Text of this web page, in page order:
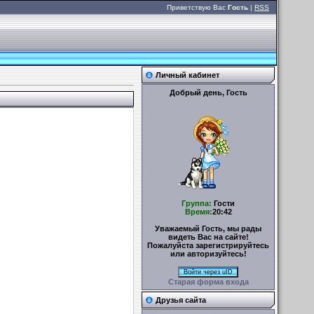
Приветствую Вас Гость | RSS
Личный кабинет
Добрый день, Гость
Группа: Гости
Время:20:42
Уважаемый Гость, мы рады
видеть Вас на сайте!
Пожалуйста зарегистрируйтесь
или авторизуйтесь!
Войти через uID
Старая форма входа
Друзья сайта
УМЕЛЫЕ РУЧКИ – Поделки